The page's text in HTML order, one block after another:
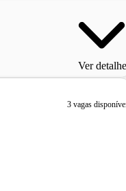
Ver
3 vagas